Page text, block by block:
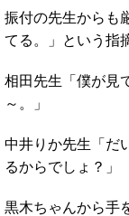
振付の先生からも
てる。」という指
相田先生「僕が見
～。」
中井りか先生「だ
るからでしょ？」
黒木ちゃんから手